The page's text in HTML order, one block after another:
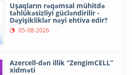
Uşaqların rəqəmsal mühitdə
təhlükəsizliyi gücləndirilir -
Dəyişikliklər nəyi ehtiva edir?
05-08-2026
Azercell-dən illik “ZengimCELL”
xidməti